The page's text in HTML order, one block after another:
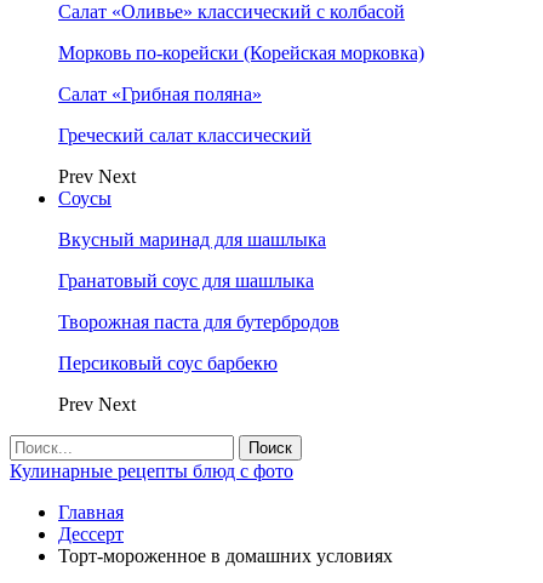
Салат «Оливье» классический с колбасой
Морковь по-корейски (Корейская морковка)
Салат «Грибная поляна»
Греческий салат классический
Prev Next
Соусы
Вкусный маринад для шашлыка
Гранатовый соус для шашлыка
Творожная паста для бутербродов
Персиковый соус барбекю
Prev Next
Кулинарные рецепты блюд с фото
Главная
Дессерт
Торт-мороженное в домашних условиях